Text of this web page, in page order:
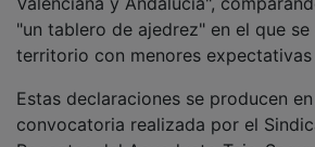
"un tablero de ajedrez" en el que
territorio con menores
convocatoria realizada por el
Regantes del Acueducto Tajo-